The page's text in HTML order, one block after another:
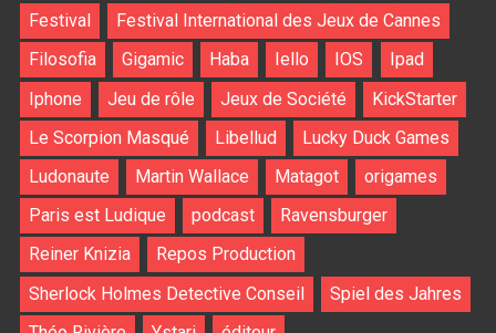
Festival
Festival International des Jeux de Cannes
Filosofia
Gigamic Haba Iello IOS
Ipad
Iphone
Jeu de rôle Jeux de Société
KickStarter
Le Scorpion Masqué
Libellud
Lucky Duck Games
Ludonaute
Martin Wallace Matagot
origames
Paris est Ludique
podcast
Ravensburger
Reiner Knizia
Repos Production
Sherlock Holmes Detective Conseil
Spiel des Jahres